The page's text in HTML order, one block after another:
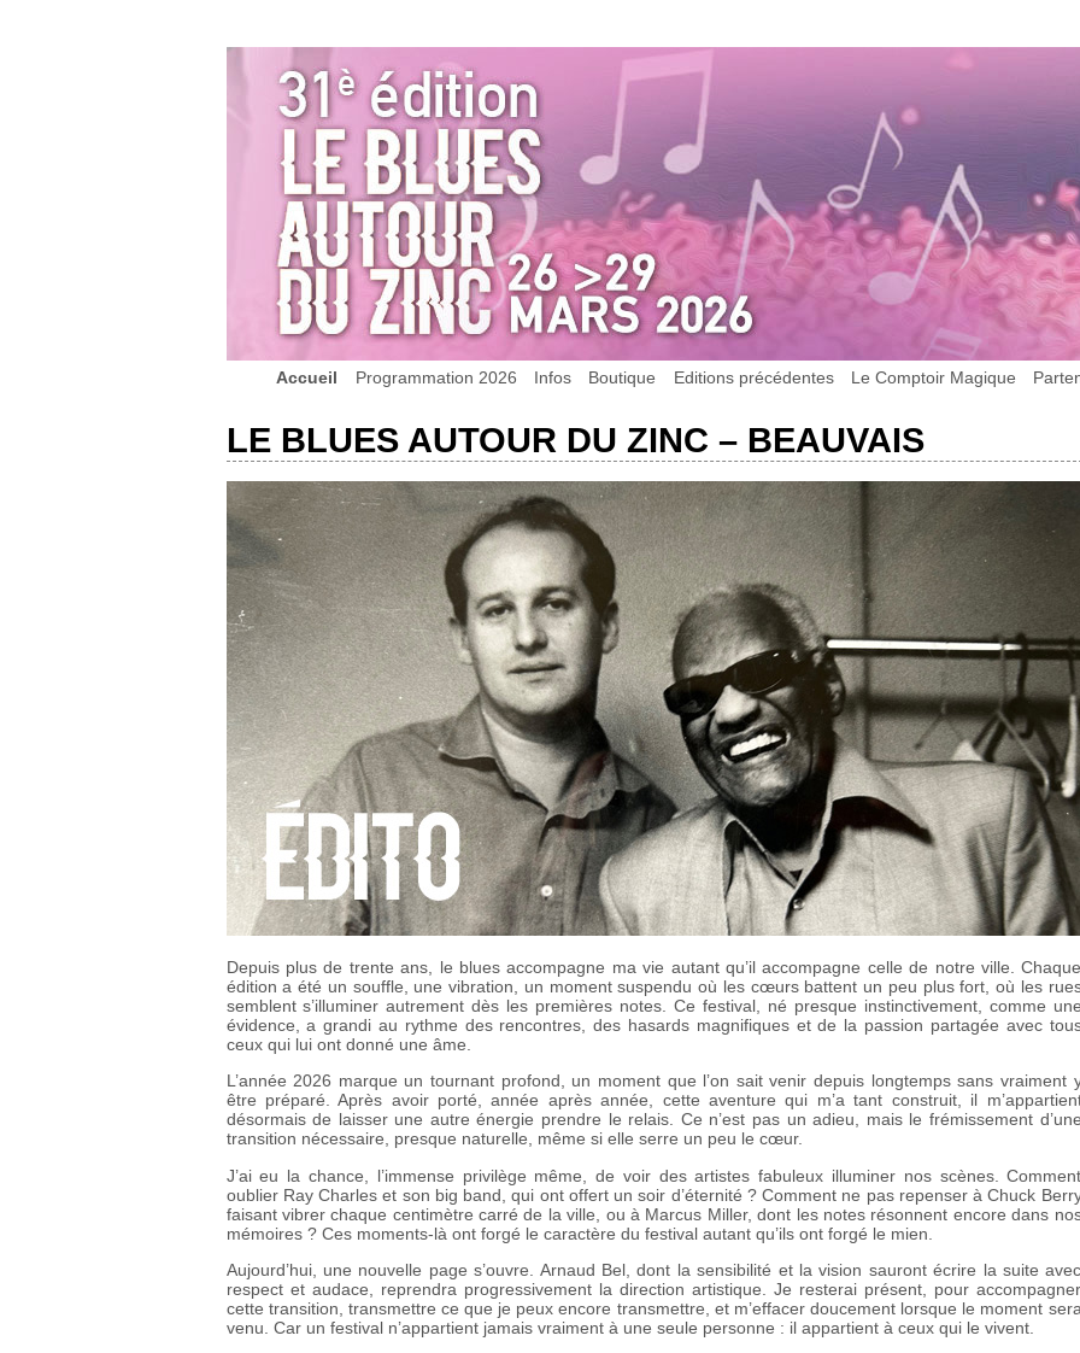
Accueil Programmation 2026 Infos Boutique Editions précédentes Le Comptoir Magique
LE BLUES AUTOUR DU ZINC – BEAUVAIS
Depuis plus de trente ans, le blues accompagne ma vie autant qu’il accompagne celle de notre ville. Chaque
édition a été un souffle, une vibration, un moment suspendu où les cœurs battent un peu plus fort, où les
semblent s’illuminer autrement dès les premières notes. Ce festival, né presque instinctivement, comme une
évidence, a grandi au rythme des rencontres, des hasards magnifiques et de la passion partagée avec
ceux qui lui ont donné une âme.
L’année 2026 marque un tournant profond, un moment que l’on sait venir depuis longtemps sans vraiment
être préparé. Après avoir porté, année après année, cette aventure qui m’a tant construit, il
désormais de laisser une autre énergie prendre le relais. Ce n’est pas un adieu, mais le frémissement d’une
transition nécessaire, presque naturelle, même si elle serre un peu le cœur.
J’ai eu la chance, l’immense privilège même, de voir des artistes fabuleux illuminer nos scènes. Comment
oublier Ray Charles et son big band, qui ont offert un soir d’éternité ? Comment ne pas repenser à Chuck
faisant vibrer chaque centimètre carré de la ville, ou à Marcus Miller, dont les notes résonnent encore dans
mémoires ? Ces moments-là ont forgé le caractère du festival autant qu’ils ont forgé le mien.
Aujourd’hui, une nouvelle page s’ouvre. Arnaud Bel, dont la sensibilité et la vision sauront écrire la suite avec
respect et audace, reprendra progressivement la direction artistique. Je resterai présent, pour accompagner
cette transition, transmettre ce que je peux encore transmettre, et m’effacer doucement lorsque le moment sera
venu. Car un festival n’appartient jamais vraiment à une seule personne : il appartient à ceux qui le vivent.